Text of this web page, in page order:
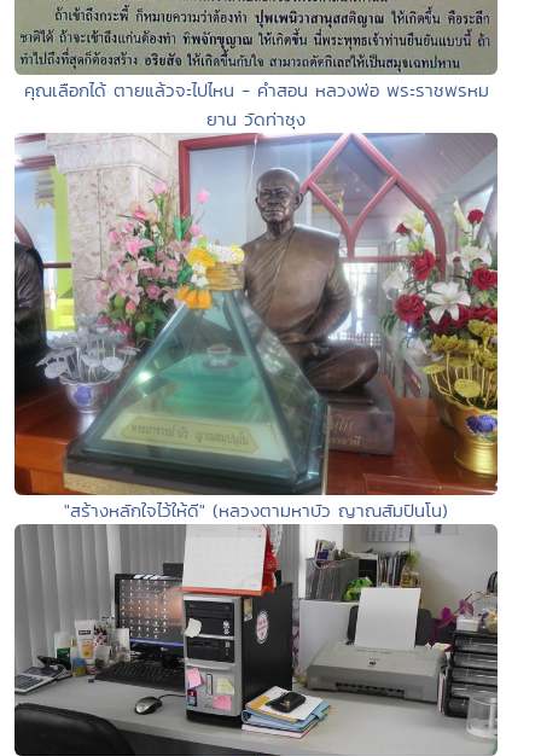
คุณเลือกได้ ตายแล้วจะไปไหน - คำสอน หลวงพ่อ พระราชพรหม
ยาน วัดท่าซุง
"สร้างหลักใจไว้ให้ดี" (หลวงตามหาบัว ญาณสัมปันโน)